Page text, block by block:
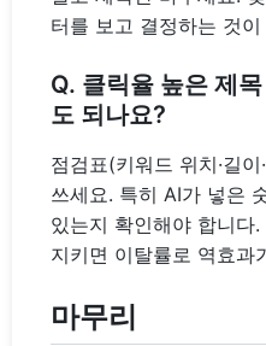
터를 보고 결정하는 것
Q. 클릭율 높은 제
도 되나요?
점검표(키워드 위치·길
쓰세요. 특히 AI가 넣은
있는지 확인해야 합니다
지키면 이탈률로 역효과
마무리